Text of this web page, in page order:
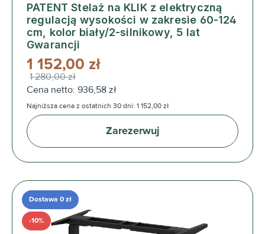
PATENT Stelaż na KLIK z elektryczną
regulacją wysokości w zakresie 60-124
cm, kolor biały/2-silnikowy, 5 lat
Gwarancji
1 152,00 zł
1 280,00 zł
Cena netto: 936,58 zł
Najniższa cena z ostatnich 30 dni: 1 152,00 zł
Zarezerwuj
Dostawa 0 zł
-10%